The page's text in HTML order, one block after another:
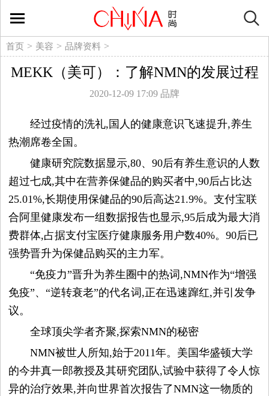
时
尚
新
体
台
讯
首页 > 美容 > 品牌资料 >
MEKK（美可）：了解NMN的发展过程
2020-12-09 17:09 品牌
经过疫情的洗礼,国人的健康意识飞速提升,养生
热潮席卷全国。
健康研究院数据显示,80、90后有养生意识的人数
超过七成,其中在营养保健品的购买者中,90后占比达
25.01%,长期使用保健品的90后高达21.9%。支付宝联
合阿里健康发布一组数据报告也显示,95后成为最大消
费群体,占据支付宝医疗健康服务用户数40%。90后已
强势晋升为保健品购买的主力军。
“免疫力”晋升为养生圈中的热词,NMN作为“增强
免疫”、“逆转衰老”的代名词,正在迅速蹿红,并引发争
议。
全球顶尖学者齐聚,探索NMN的秘密
NMN被世人所知,始于2011年。美国华盛顿大学
的今井真一郎教授及其研究团队,试验中获得了令人惊
异的治疗效果,并向世界首次报告了NMN这一物质的